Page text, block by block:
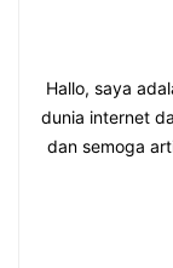
Hallo, saya
dunia internet
dan semoga